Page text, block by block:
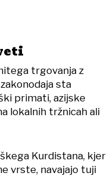
trgovanja z
sta
primati, azijske
lokalnih tržnicah ali
Kurdistana, kjer
vrste, navajajo tuji